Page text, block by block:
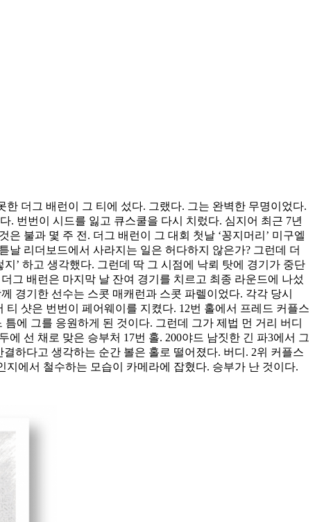
더그 배런이 그 티에 섰다. 그랬다. 그는 완벽한 무명이었다.
. 번번이 시드를 잃고 큐스쿨을 다시 치렀다. 심지어 최근 7년
불과 몇 주 전. 더그 배런이 그 대회 첫날 ‘꽁지머리’ 미구엘
리더보드에서 사라지는 일은 허다하지 않은가? 그런데 더
’ 하고 생각했다. 그런데 딱 그 시점에 낙뢰 탓에 경기가 중단
그 배런은 마지막 날 잔여 경기를 치르고 최종 라운드에 나섰
경기한 선수는 스콧 매캐런과 스콧 파렐이었다. 각각 당시
샷은 번번이 페어웨이를 지켰다. 12번 홀에서 프레드 커플스
에 그를 응원하게 된 것이다. 그런데 그가 제법 먼 거리 버디
선 채로 맞은 승부처 17번 홀. 200야드 남짓한 긴 파3에서 그
하다고 생각하는 순간 볼은 홀로 떨어졌다. 버디. 2위 커플스
에서 철수하는 모습이 카메라에 잡혔다. 승부가 난 것이다.